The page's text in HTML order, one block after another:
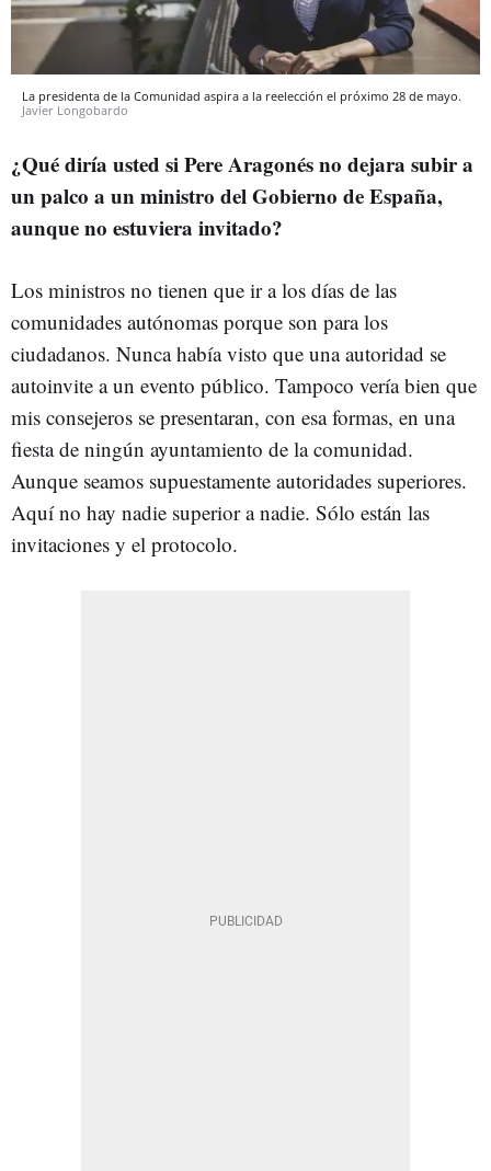
La presidenta de la Comunidad aspira a la reelección el próximo 28 de mayo.
Javier Longobardo
¿Qué diría usted si Pere Aragonés no dejara subir a
un palco a un ministro del Gobierno de España,
aunque no estuviera invitado?
Los ministros no tienen que ir a los días de las
comunidades autónomas porque son para los
ciudadanos. Nunca había visto que una autoridad se
autoinvite a un evento público. Tampoco vería bien que
mis consejeros se presentaran, con esa formas, en una
fiesta de ningún ayuntamiento de la comunidad.
Aunque seamos supuestamente autoridades superiores.
Aquí no hay nadie superior a nadie. Sólo están las
invitaciones y el protocolo.